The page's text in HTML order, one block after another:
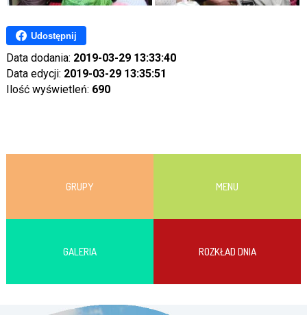
Udostępnij
Data dodania: 2019-03-29 13:33:40
Data edycji: 2019-03-29 13:35:51
Ilość wyświetleń: 690
GRUPY MENU
GALERIA ROZKŁAD DNIA